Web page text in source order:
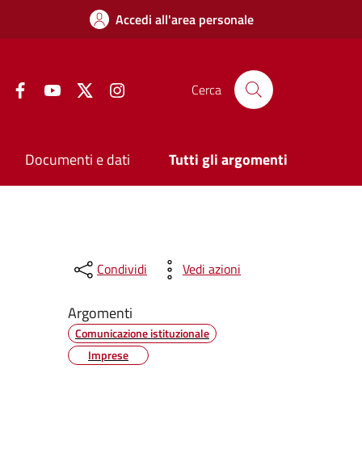
Accedi all'area personale
FacebookYouTube Twitter Cerca
Documenti e dati Tutti gli argomenti
Condividi Vedi azioni
Argomenti
Comunicazione istituzionale
Imprese